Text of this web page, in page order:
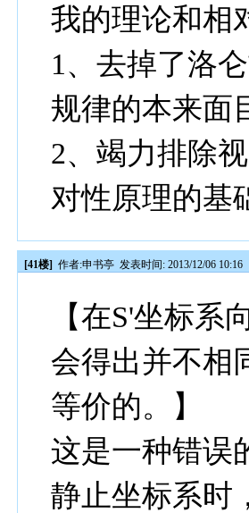
我的理论和相
1、去掉了洛
规律的本来面
2、竭力排除
对性原理的基
[41楼] 作者:申书亭 发表时间: 2013/12/06 10:16
【在S'坐标
会得出并不相
等价的。】
这是一种错误
静止坐标系时